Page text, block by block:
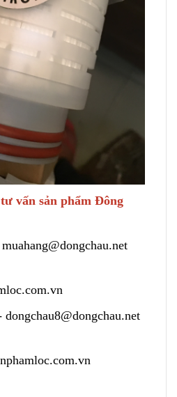
vấn sản phẩm Đông
muahang@dongchau.net
dongchau8@dongchau.net